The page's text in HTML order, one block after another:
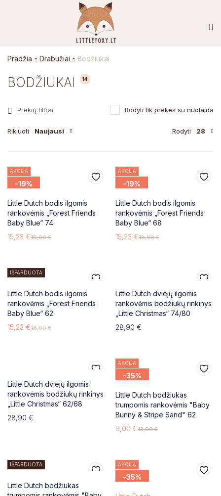
BODŽIUKAI 14
Pradžia Drabužiai Bodžiukai
Prekių filtrai
Rikiuoti Naujausi
Rodyti tik prekes su nuolaida
Rodyti 28
-19%
AKCIJA
Little Dutch bodis ilgomis
rankovėmis „Forest Friends
Baby Blue“ 74
18,90€
15,23 €
-19%
AKCIJA
Little Dutch bodis ilgomis
rankovėmis „Forest Friends
Baby Blue“ 68
18,90€
15,23 €
IŠPARDUOTA
Little Dutch bodis ilgomis
rankovėmis „Forest Friends
Baby Blue“ 62
18,90€
15,23 €
Little Dutch dviejų ilgomis
rankovėmis bodžiukų rinkinys
„Little Christmas“ 74/80
28,90 €
Little Dutch dviejų ilgomis
rankovėmis bodžiukų rinkinys
„Little Christmas“ 62/68
28,90 €
-35%
AKCIJA
Little Dutch bodžiukas
trumpomis rankovėmis "Baby
Bunny & Stripe Sand" 62
13,90€
9,00 €
IŠPARDUOTA
Little Dutch bodžiukas
-35%
AKCIJA